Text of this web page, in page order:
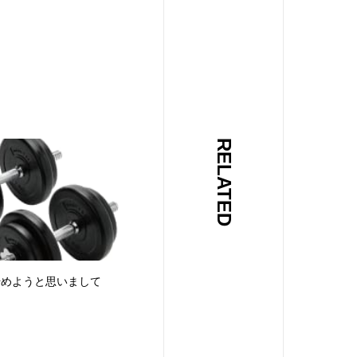
RELATED
ようと思いまして